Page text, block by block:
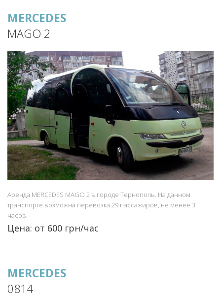
MERCEDES
MAGO 2
Аренда MERCEDES MAGO 2 в городе Тернополь. На данном
транспорте возможна перевозка 29 пассажиров, не менее 3
часов.
Цена: от 600 грн/час
MERCEDES
0814